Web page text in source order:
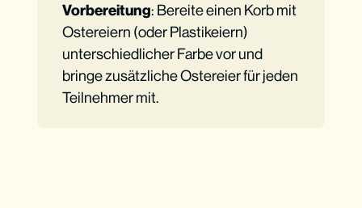
Vorbereitung: Bereite einen Korb mit
Ostereiern (oder Plastikeiern)
unterschiedlicher Farbe vor und
bringe zusätzliche Ostereier für jeden
Teilnehmer mit.